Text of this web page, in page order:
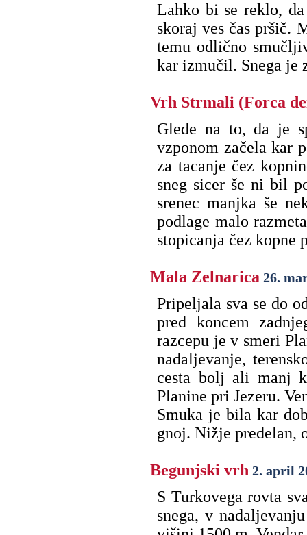
Lahko bi se reklo,
skoraj ves čas pršič.
temu odlično
kar izmučil. Snega je
Vrh Strmali (Forca
Glede na to, da je
vzponom začela kar
za tacanje čez
sneg sicer še ni bil
srenec manjka še
podlage malo
stopicanja čez kopne
Mala Zelnarica 26.
Pripeljala sva se do
pred koncem
razcepu je v smeri
nadaljevanje,
cesta bolj ali manj
Planine pri Jezeru.
Smuka je bila kar
gnoj. Nižje predelan,
Begunjski vrh 2. april
S Turkovega rovta
snega, v